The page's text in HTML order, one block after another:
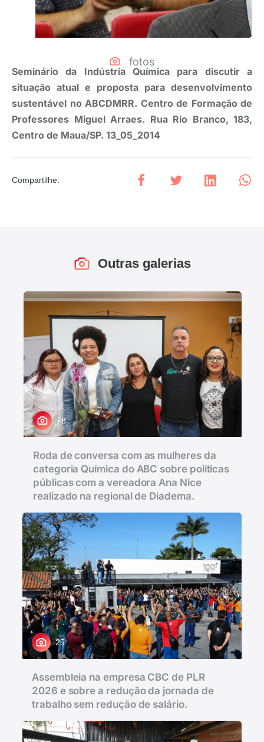
fotos
Seminário da Indústria Química para discutir a
situação atual e proposta para desenvolvimento
sustentável no ABCDMRR. Centro de Formação de
Professores Miguel Arraes. Rua Rio Branco, 183,
Centro de Maua/SP. 13_05_2014
Compartilhe:
Outras galerias
78
Roda de conversa com as mulheres da
categoria Química do ABC sobre políticas
públicas com a vereadora Ana Nice
realizado na regional de Diadema.
25
Assembleia na empresa CBC de PLR
2026 e sobre a redução da jornada de
trabalho sem redução de salário.